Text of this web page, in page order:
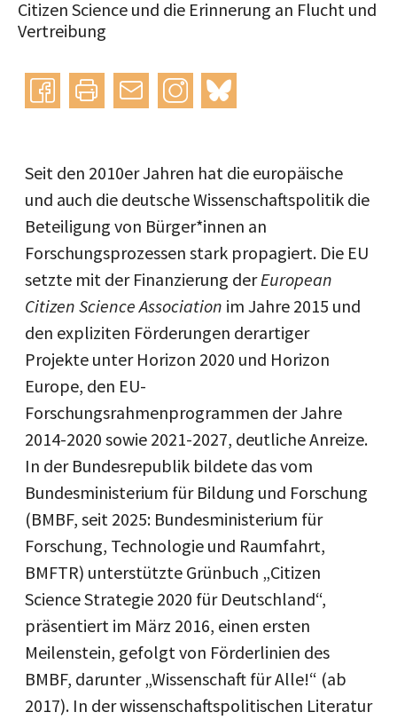
Citizen Science und die Erinnerung an Flucht und
Vertreibung
Instagram
bluesky
Seit den 2010er Jahren hat die europäische
und auch die deutsche Wissenschaftspolitik die
Beteiligung von Bürger*innen an
Forschungsprozessen stark propagiert. Die EU
setzte mit der Finanzierung derEuropean
Citizen Science Association im Jahre 2015 und
den expliziten Förderungen derartiger
Projekte unter Horizon 2020 und Horizon
Europe, den EU-
Forschungsrahmenprogrammen der Jahre
2014-2020 sowie 2021-2027, deutliche Anreize.
In der Bundesrepublik bildete das vom
Bundesministerium für Bildung und Forschung
(BMBF, seit 2025: Bundesministerium für
Forschung, Technologie und Raumfahrt,
BMFTR) unterstützte Grünbuch „Citizen
Science Strategie 2020 für Deutschland“,
präsentiert im März 2016, einen ersten
Meilenstein, gefolgt von Förderlinien des
BMBF, darunter „Wissenschaft für Alle!“ (ab
2017). In der wissenschaftspolitischen Literatur